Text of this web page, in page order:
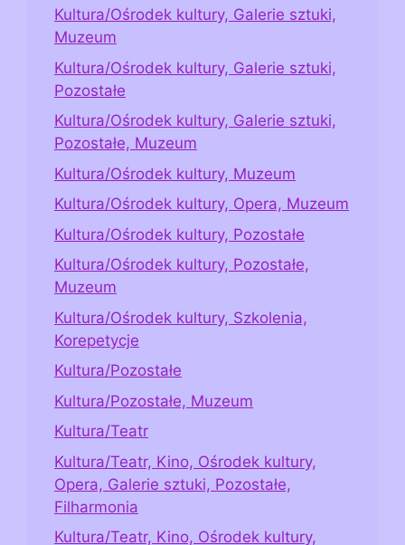
Kultura/Ośrodek kultury, Galerie sztuki,
Muzeum
Kultura/Ośrodek kultury, Galerie sztuki,
Pozostałe
Kultura/Ośrodek kultury, Galerie sztuki,
Pozostałe, Muzeum
Kultura/Ośrodek kultury, Muzeum
Kultura/Ośrodek kultury, Opera, Muzeum
Kultura/Ośrodek kultury, Pozostałe
Kultura/Ośrodek kultury, Pozostałe,
Muzeum
Kultura/Ośrodek kultury, Szkolenia,
Korepetycje
Kultura/Pozostałe
Kultura/Pozostałe, Muzeum
Kultura/Teatr
Kultura/Teatr, Kino, Ośrodek kultury,
Opera, Galerie sztuki, Pozostałe,
Filharmonia
Kultura/Teatr, Kino, Ośrodek kultury,